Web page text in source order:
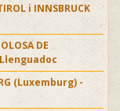
i INNSBRUCK
DE
(Luxemburg) -